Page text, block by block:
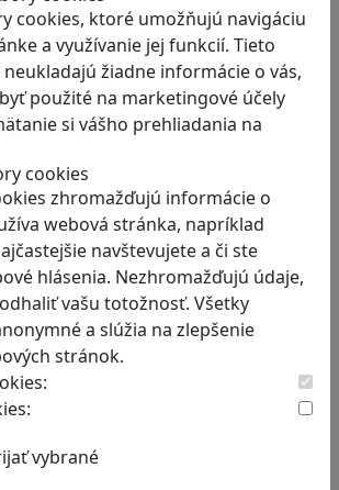
cookies, ktoré umožňujú navigáciu
a využívanie jej funkcií. Tieto
žiadne informácie o vás,
použité na marketingové účely
si vášho prehliadania na
cookies
zhromažďujú informácie o
webová stránka, napríklad
navštevujete a či ste
hlásenia. Nezhromažďujú údaje,
vašu totožnosť. Všetky
a slúžia na zlepšenie
stránok.
je staviteľská simulácia,…
Home: Milá hra, v
rozoznávať huby
Home je roztomilá a relaxačná…